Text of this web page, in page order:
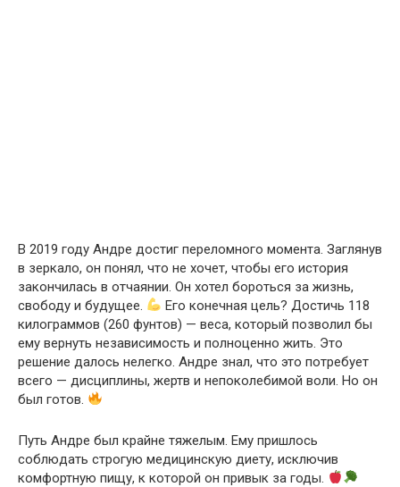
В 2019 году Андре достиг переломного момента. Заглянув
в зеркало, он понял, что не хочет, чтобы его история
закончилась в отчаянии. Он хотел бороться за жизнь,
свободу и будущее.
Его конечная цель? Достичь 118
килограммов (260 фунтов) — веса, который позволил бы
ему вернуть независимость и полноценно жить. Это
решение далось нелегко. Андре знал, что это потребует
всего — дисциплины, жертв и непоколебимой воли. Но он
был готов.
Путь Андре был крайне тяжелым. Ему пришлось
соблюдать строгую медицинскую диету, исключив
комфортную пищу, к которой он привык за годы.